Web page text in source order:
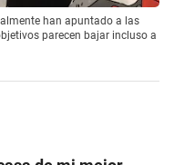
han apuntado a las
parecen bajar incluso a